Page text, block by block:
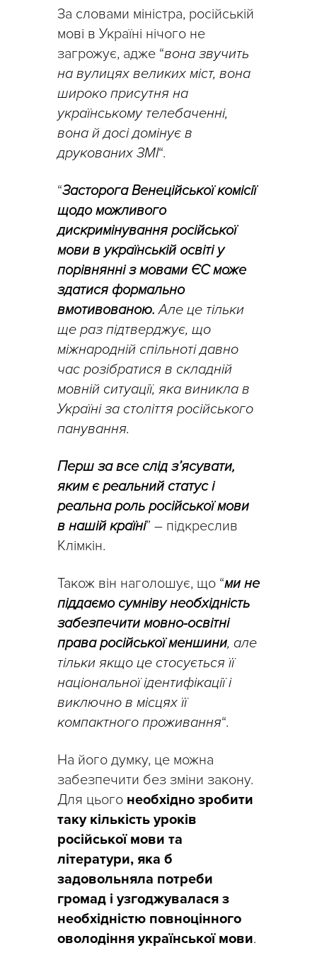
За словами міністра, російській
мові в Україні нічого не
загрожує, адже “вона звучить
на вулицях великих міст, вона
широко присутня на
українському телебаченні,
вона й досі домінує в
друкованих ЗМІ“.
“Засторога Венеційської комісії
щодо можливого
дискримінування російської
мови в українській освіті у
порівнянні з мовами ЄС може
здатися формально
вмотивованою. Але це тільки
ще раз підтверджує, що
міжнародній спільноті давно
час розібратися в складній
мовній ситуації, яка виникла в
Україні за століття російського
панування.
Перш за все слід з’ясувати,
яким є реальний статус і
реальна роль російської мови
в нашій країні” – підкреслив
Клімкін.
Також він наголошує, що “ми не
піддаємо сумніву необхідність
забезпечити мовно-освітні
права російської меншини, але
тільки якщо це стосується її
національної ідентифікації і
виключно в місцях її
компактного проживання“.
На його думку, це можна
забезпечити без зміни закону.
Для цього необхідно зробити
таку кількість уроків
російської мови та
літератури, яка б
задовольняла потреби
громад і узгоджувалася з
необхідністю повноцінного
оволодіння української мови.